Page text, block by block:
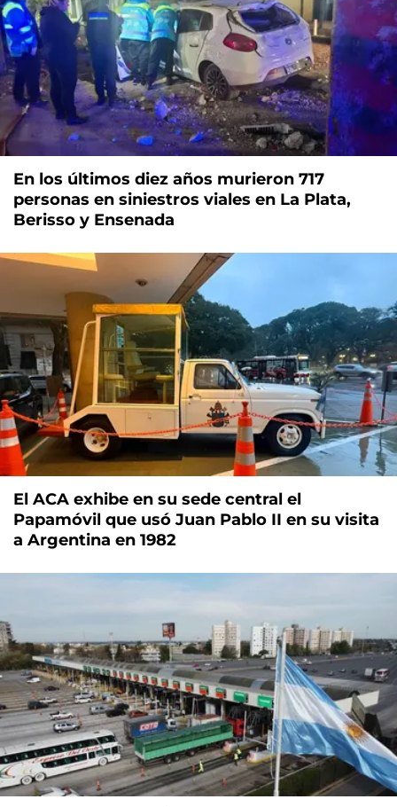
En los últimos diez años murieron 717
personas en siniestros viales en La Plata,
Berisso y Ensenada
El ACA exhibe en su sede central el
Papamóvil que usó Juan Pablo II en su visita
a Argentina en 1982